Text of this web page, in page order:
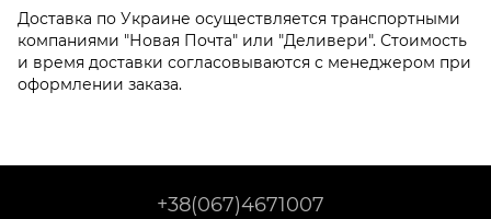
Доставка по Украине осуществляется транспортными
компаниями "Новая Почта" или "Деливери". Стоимость
и время доставки согласовываются с менеджером при
оформлении заказа.
+38(067)4671007